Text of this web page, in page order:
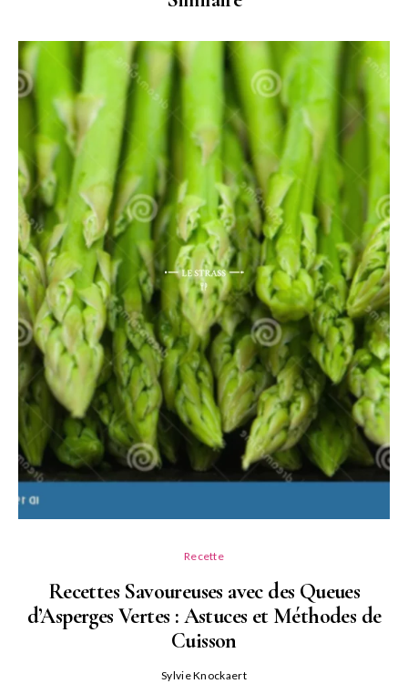
Recette
Recettes Savoureuses avec des Queues
d’Asperges Vertes : Astuces et Méthodes de
Cuisson
Sylvie Knockaert